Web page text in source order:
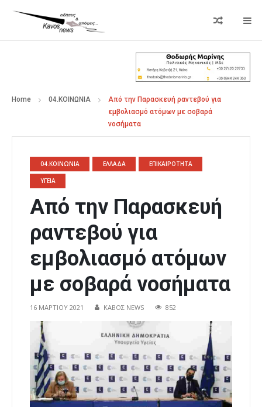
Home 04.ΚΟΙΝΩΝΙΑ
Από την Παρασκευή ραντεβού για
εμβολιασμό ατόμων με σοβαρά
νοσήματα
04.ΚΟΙΝΩΝΙΑ ΕΛΛΑΔΑ ΕΠΙΚΑΙΡΟΤΗΤΑ
ΥΓΕΙΑ
Από την Παρασκευή
ραντεβού για
εμβολιασμό ατόμων
με σοβαρά νοσήματα
16 ΜΑΡΤΊΟΥ 2021 ΚΑΒΟΣ NEWS 852